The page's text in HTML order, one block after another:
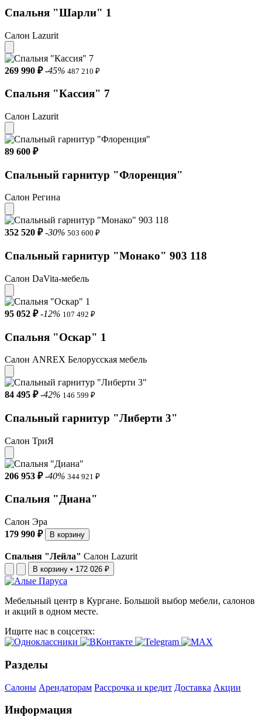
Гарантия 24 месяца
Оригинальный оттенок Дуб белладжио
Расширенная гарантия 36 месяцев при заказе услуг сборки
Спальня "Шарли" 1
Салон Lazurit
269 990 ₽ -45% 487 210 ₽
Спальня "Кассия" 7
Салон Lazurit
89 600 ₽
Спальный гарнитур "Флоренция"
Салон Регина
352 520 ₽ -30% 503 600 ₽
Спальный гарнитур "Монако" 903 118
Салон DaVita-мебель
95 052 ₽ -12% 107 492 ₽
Спальня "Оскар" 1
Салон ANREX Белорусская мебель
84 495 ₽ -42% 146 599 ₽
Спальный гарнитур "Либерти 3"
Салон ТриЯ
206 953 ₽ -40% 344 921 ₽
Спальня "Диана"
Салон Эра
179 990 ₽
В корзину
Спальня "Лейла" Салон Lazurit
В корзину • 172 026 ₽
Мебельный центр в Кургане. Большой выбор мебели, салонов
и акций в одном месте.
Ищите нас в соцсетях:
Разделы
Салоны Арендаторам Рассрочка и кредит Доставка Акции
Информация